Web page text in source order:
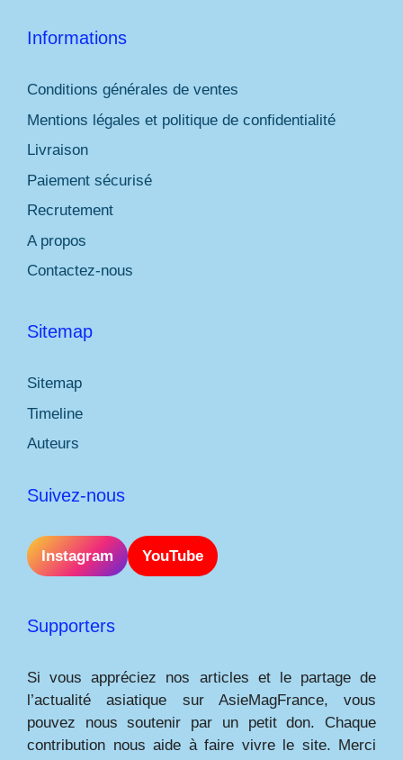
Informations
Conditions générales de ventes
Mentions légales et politique de confidentialité
Livraison
Paiement sécurisé
Recrutement
A propos
Contactez-nous
Sitemap
Sitemap
Timeline
Auteurs
Suivez-nous
Instagram YouTube
Supporters
Si vous appréciez nos articles et le partage de
l’actualité asiatique sur AsieMagFrance, vous
pouvez nous soutenir par un petit don. Chaque
contribution nous aide à faire vivre le site. Merci